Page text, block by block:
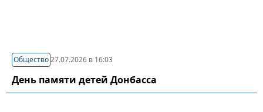
Общество27.07.2026 в 16:03
День памяти детей Донбасса